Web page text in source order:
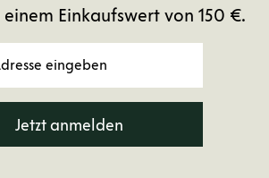
Einkaufswert von 150 €.
Jetzt anmelden